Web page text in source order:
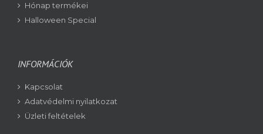
Hónap termékei
Halloween Special
INFORMÁCIÓK
Kapcsolat
Adatvédelmi nyilatkozat
Üzleti feltételek